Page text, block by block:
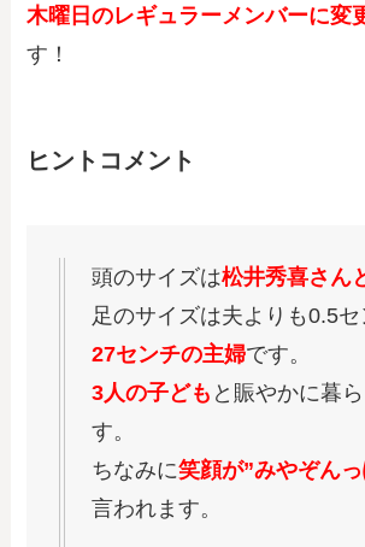
木曜日のレギュラーメンバーに変
す！
ヒントコメント
頭のサイズは松井秀喜さん
足のサイズは夫よりも0.5
27センチの主婦です。
3人の子ども と賑やかに暮
す。
ちなみに笑顔が”みやぞん
言われます。